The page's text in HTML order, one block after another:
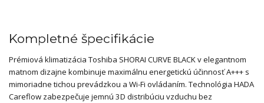
Kompletné špecifikácie
Prémiová klimatizácia Toshiba SHORAI CURVE BLACK v elegantnom
matnom dizajne kombinuje maximálnu energetickú účinnosť A+++ s
mimoriadne tichou prevádzkou a Wi-Fi ovládaním. Technológia HADA
Careflow zabezpečuje jemnú 3D distribúciu vzduchu bez